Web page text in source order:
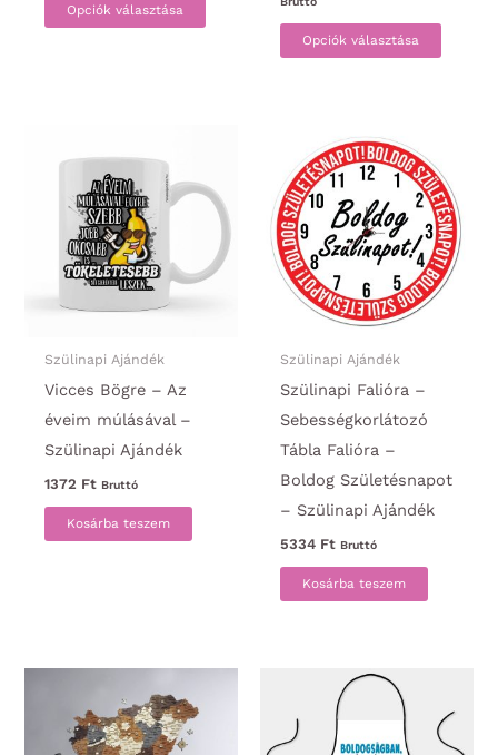
Opciók választása
a
terméknek
A
változatok
termékoldalon
választhatók
Opciók választása
Ennek
a
van.
A
a
Szülinapi Ajándék
Vicces Bögre – Az
éveim múlásával –
Szülinapi Ajándék
1372 Ft Bruttó
Kosárba teszem
Szülinapi Ajándék
Szülinapi Falióra –
Sebességkorlátozó
Tábla Falióra –
Boldog Születésnapot
– Szülinapi Ajándék
5334 Ft Bruttó
Kosárba teszem